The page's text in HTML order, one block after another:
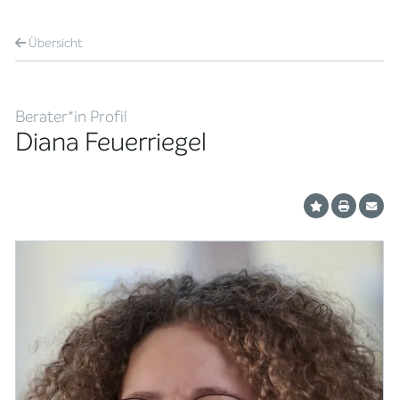
Übersicht
Berater*in Profil
Diana Feuerriegel